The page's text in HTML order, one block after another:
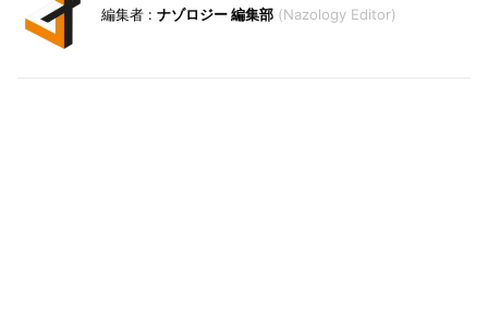
ナゾロジー 編集部 Nazology Editor